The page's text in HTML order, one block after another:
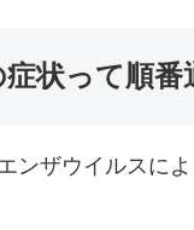
状って順番
ンザウイルスによ